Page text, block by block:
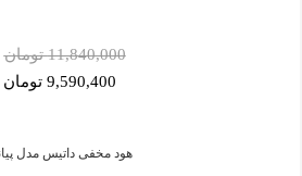
11,840,000 تومان
9,590,400 تومان
هود مخفی داتیس مدل